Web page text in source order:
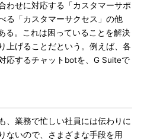
わせに対応する「カスタマーサポ
る「カスタマーサクセス」の他
る。これは困っていることを解決
上げることだという。例えば、各
応するチャットbotを、G Suiteで
、業務で忙しい社員には伝わりに
ないので、さまざまな手段を用